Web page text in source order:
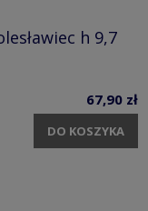
h 9,7
67,90 zł
DO KOSZYKA